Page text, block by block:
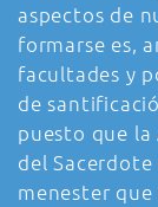
aspectos de
formarse es,
facultades y
de
puesto que la
del
menester